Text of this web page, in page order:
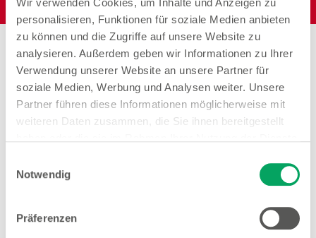
Wir verwenden Cookies, um Inhalte und Anzeigen zu
personalisieren, Funktionen für soziale Medien anbieten
zu können und die Zugriffe auf unsere Website zu
analysieren. Außerdem geben wir Informationen zu Ihrer
Verwendung unserer Website an unsere Partner für
soziale Medien, Werbung und Analysen weiter. Unsere
Partner führen diese Informationen möglicherweise mit
weiteren Daten zusammen, die Sie ihnen bereitgestellt
Einstellungen zu den Cookies finden Sie
Notwendig
Präferenzen
Stores in der Nähe von
Woolworth – Augsburg
Gögginger Straße 119
Entfernung